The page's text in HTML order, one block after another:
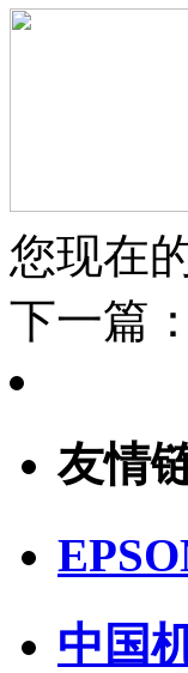
您现在
下一篇：
友情
中国